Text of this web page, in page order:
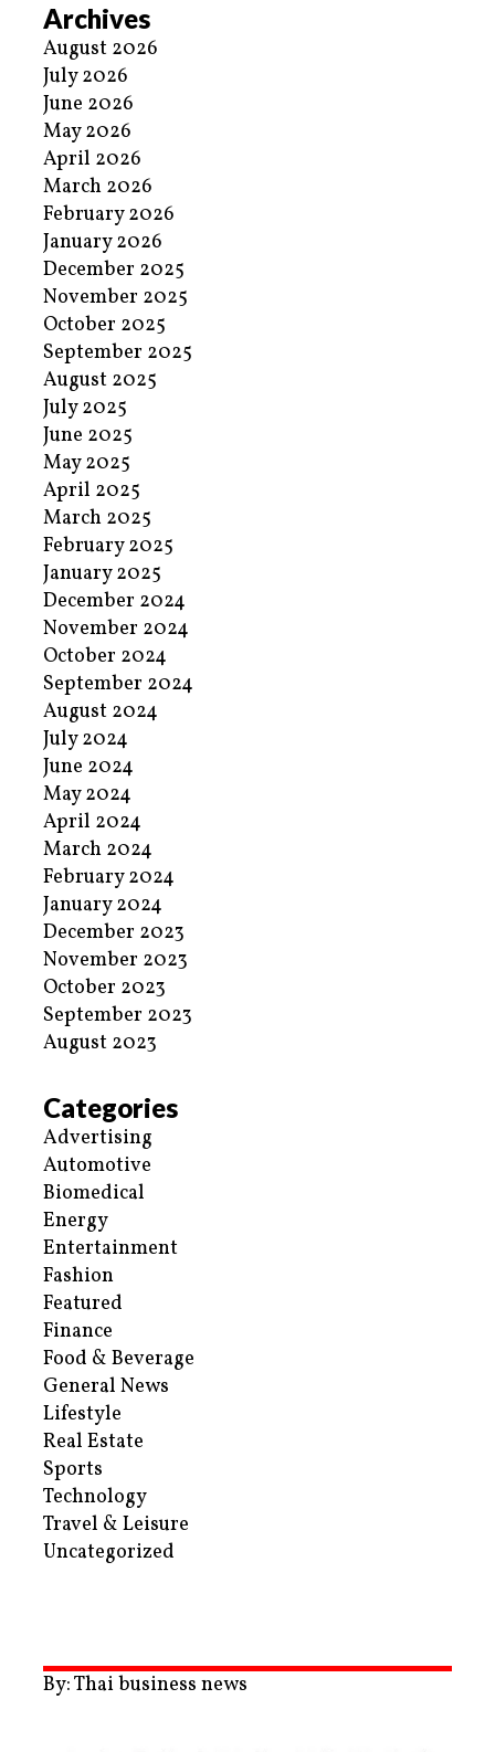
Archives
August 2026
July 2026
June 2026
May 2026
April 2026
March 2026
February 2026
January 2026
December 2025
November 2025
October 2025
September 2025
August 2025
July 2025
June 2025
May 2025
April 2025
March 2025
February 2025
January 2025
December 2024
November 2024
October 2024
September 2024
August 2024
July 2024
June 2024
May 2024
April 2024
March 2024
February 2024
January 2024
December 2023
November 2023
October 2023
September 2023
August 2023
Categories
Advertising
Automotive
Biomedical
Energy
Entertainment
Fashion
Featured
Finance
Food & Beverage
General News
Lifestyle
Real Estate
Sports
Technology
Travel & Leisure
Uncategorized
By: Thai business news